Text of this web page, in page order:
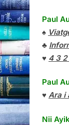
Paul
♠
♣
♥ 4 3 2
Paul
♥ Ara i
Nii